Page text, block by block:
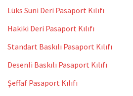
Lüks Suni Deri Pasaport Kılıfı
Hakiki Deri Pasaport Kılıfı
Standart Baskılı Pasaport Kılıfı
Desenli Baskılı Pasaport Kılıfı
Şeffaf Pasaport Kılıfı